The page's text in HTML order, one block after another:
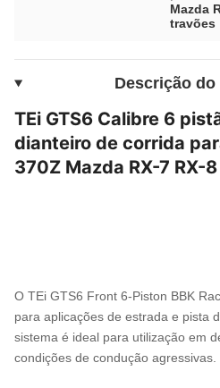
Mazda
travões
Descrição
TEi GTS6 Calibre 6
dianteiro de corrida
370Z Mazda RX-7 RX-
O TEi GTS6 Front 6-Piston BBK
para aplicações de estrada e pista
sistema é ideal para utilização em
condições de condução agressivas.